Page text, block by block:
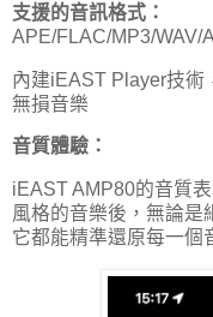
支援的音訊格式：
APE/FLAC/MP3/WAV/
內建iEAST Player技術
無損音樂
音質體驗：
iEAST AMP80的音質
風格的音樂後，無論是
它都能精準還原每一個